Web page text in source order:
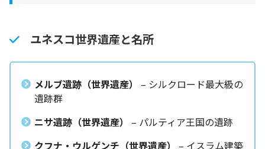
ユネスコ世界遺産と名所
メルブ遺跡（世界遺産）
– シルクロード最大級の
遺跡群
ニサ遺跡（世界遺産）
– パルティア王国の遺跡
クフナ・ウルゲンチ（世界遺産）
– イスラム建築